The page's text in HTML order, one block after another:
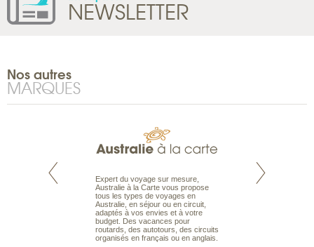
NEWSLETTER
Nos autres
MARQUES
est le spécialiste
Expert du voyage sur mesure,
Australie à la Carte vous propose
tous les types de voyages en
Australie, en séjour ou en circuit,
adaptés à vos envies et à votre
budget. Des vacances pour
routards, des autotours, des circuits
organisés en français ou en anglais.
Parce qu'ils sont